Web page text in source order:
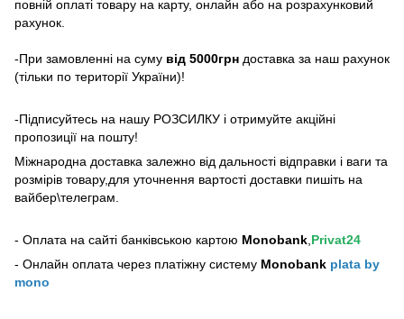
повній оплаті товару на карту, онлайн або на розрахунковий
рахунок.
-При замовленні на суму від 5000грн доставка за наш рахунок
(тільки по території України)!
-Підписуйтесь на нашу РОЗСИЛКУ і отримуйте акційні
пропозиції на пошту!
Міжнародна доставка залежно від дальності відправки і ваги та
розмірів товару,для уточнення вартості доставки пишіть на
вайбер\телеграм.
- Оплата на сайті банківською картою Monobank,Privat24
- Онлайн оплата через платіжну систему Monobank plata by
mono